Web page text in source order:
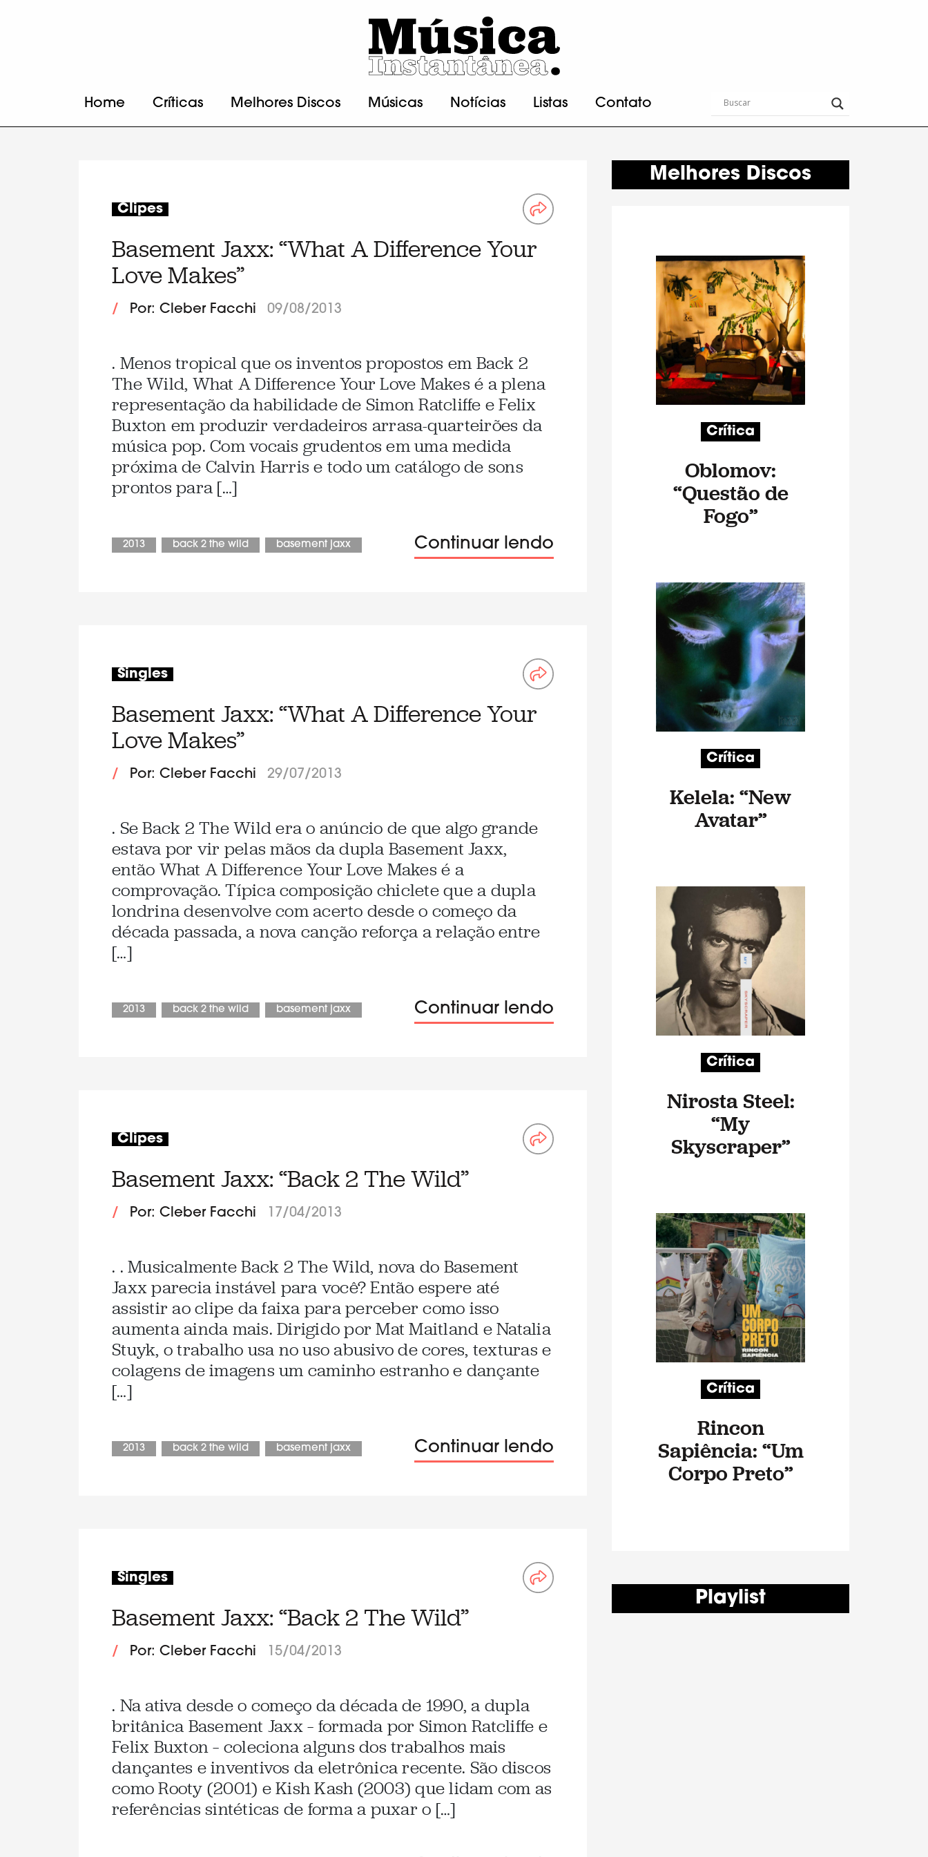
Home Críticas Melhores Discos Músicas Notícias Listas Contato
Clipes
Basement Jaxx: “What A Difference Your
Love Makes”
/ Por: Cleber Facchi 09/08/2013
. Menos tropical que os inventos propostos em Back 2
The Wild, What A Difference Your Love Makes é a plena
representação da habilidade de Simon Ratcliffe e Felix
Buxton em produzir verdadeiros arrasa-quarteirões da
música pop. Com vocais grudentos em uma medida
próxima de Calvin Harris e todo um catálogo de sons
prontos para […]
2013 back 2 the wild basement jaxx Continuar lendo
Singles
Basement Jaxx: “What A Difference Your
Love Makes”
/ Por: Cleber Facchi 29/07/2013
. Se Back 2 The Wild era o anúncio de que algo grande
estava por vir pelas mãos da dupla Basement Jaxx,
então What A Difference Your Love Makes é a
comprovação. Típica composição chiclete que a dupla
londrina desenvolve com acerto desde o começo da
década passada, a nova canção reforça a relação entre
[…]
2013 back 2 the wild basement jaxx Continuar lendo
Clipes
Basement Jaxx: “Back 2 The Wild”
/ Por: Cleber Facchi 17/04/2013
. . Musicalmente Back 2 The Wild, nova do Basement
Jaxx parecia instável para você? Então espere até
assistir ao clipe da faixa para perceber como isso
aumenta ainda mais. Dirigido por Mat Maitland e Natalia
Stuyk, o trabalho usa no uso abusivo de cores, texturas e
colagens de imagens um caminho estranho e dançante
[…]
2013 back 2 the wild basement jaxx Continuar lendo
Singles
Basement Jaxx: “Back 2 The Wild”
/ Por: Cleber Facchi 15/04/2013
. Na ativa desde o começo da década de 1990, a dupla
britânica Basement Jaxx – formada por Simon Ratcliffe e
Felix Buxton – coleciona alguns dos trabalhos mais
dançantes e inventivos da eletrônica recente. São discos
como Rooty (2001) e Kish Kash (2003) que lidam com as
referências sintéticas de forma a puxar o […]
Melhores Discos
Crítica
Oblomov:
“Questão de
Fogo”
Crítica
Kelela: “New
Avatar”
Crítica
Nirosta Steel:
“My
Skyscraper”
Crítica
Rincon
Sapiência: “Um
Corpo Preto”
Playlist